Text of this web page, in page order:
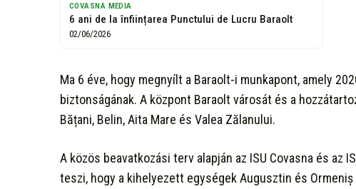
COVASNA MEDIA
6 ani de la înființarea Punctului de Lucru Baraolt
02/06/2026
Ma 6 éve, hogy megnyílt a Baraolt-i munkapont, amely
biztonságának. A központ Baraolt városát és a
Bățani, Belin, Aita Mare és Valea Zălanului.
A közös beavatkozási terv alapján az ISU Covasna és az
teszi, hogy a kihelyezett egységek Augusztin és